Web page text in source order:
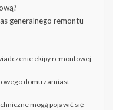
generalnego remontu
ekipy remontowej
domu zamiast
mogą pojawić się